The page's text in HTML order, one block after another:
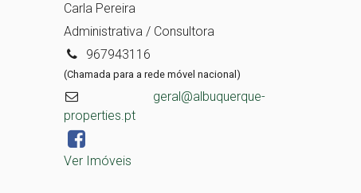
Carla Pereira
Administrativa / Consultora
967943116
(Chamada para a rede móvel nacional)
geral@albuquerque-
properties.pt
Ver Imóveis